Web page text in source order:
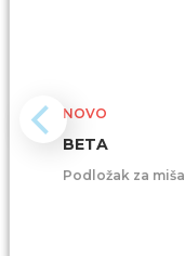
NOVO
BETA
Podložak za miša